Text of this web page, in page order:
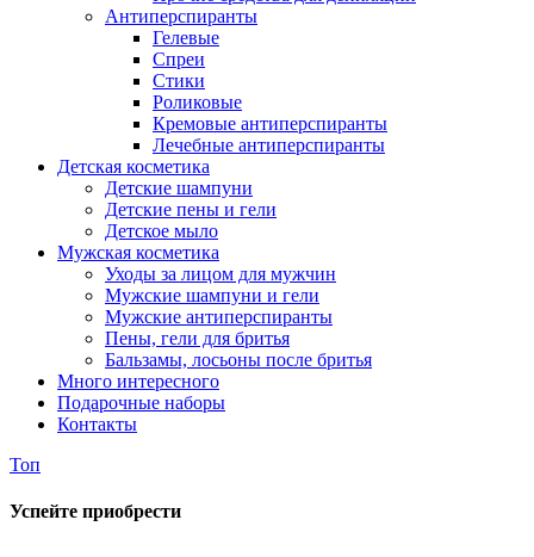
Антиперспиранты
Гелевые
Спреи
Стики
Роликовые
Кремовые антиперспиранты
Лечебные антиперспиранты
Детская косметика
Детские шампуни
Детские пены и гели
Детское мыло
Мужская косметика
Уходы за лицом для мужчин
Мужские шампуни и гели
Мужские антиперспиранты
Пены, гели для бритья
Бальзамы, лосьоны после бритья
Много интересного
Подарочные наборы
Контакты
Топ
Успейте приобрести